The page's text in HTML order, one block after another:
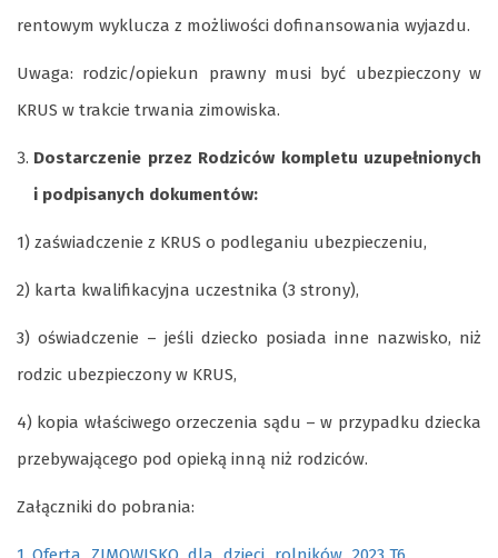
rentowym wyklucza z możliwości dofinansowania wyjazdu.
Uwaga: rodzic/opiekun prawny musi być ubezpieczony w
KRUS w trakcie trwania zimowiska.
Dostarczenie przez Rodziców kompletu uzupełnionych
i podpisanych dokumentów:
1) zaświadczenie z KRUS o podleganiu ubezpieczeniu,
2) karta kwalifikacyjna uczestnika (3 strony),
3) oświadczenie – jeśli dziecko posiada inne nazwisko, niż
rodzic ubezpieczony w KRUS,
4) kopia właściwego orzeczenia sądu – w przypadku dziecka
przebywającego pod opieką inną niż rodziców.
Załączniki do pobrania: